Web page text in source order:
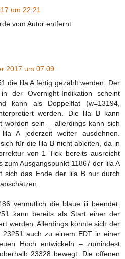
um 22:21
vom Autor entfernt.
2017 um 07:09
die lila A fertig gezählt werden. Der
der Overnight-Indikation scheint
kann als Doppelflat (w=13194,
werden. Die lila B kann
worden sein – allerdings kann sich
A jederzeit weiter ausdehnen.
für die lila B nicht ableiten, da in
von 1 Tick bereits ausreicht
zum Ausgangspunkt 11867 der lila A
sich das Ende der lila B nur durch
vermutlich die blaue iii beendet.
kann bereits als Start einer der
werden. Allerdings könnte sich der
23251 auch zu einem EDT in einer
Hoch entwickeln – zumindest
23328 bewegt. Die offenen